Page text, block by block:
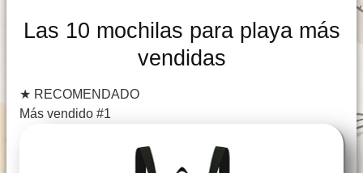
Las 10 mochilas para playa más
vendidas
★ RECOMENDADO
Más vendido #1